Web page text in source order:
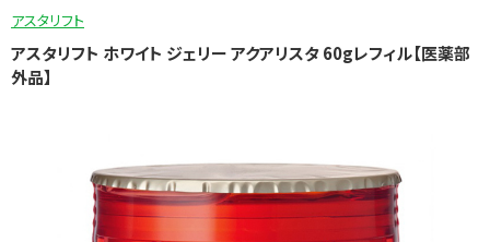
カテゴリー
から探す から探す から探す
閉じる
アスタリフト
アスタリフト ホワイト ジェリー アクアリスタ 60gレフィル【医薬部
外品】